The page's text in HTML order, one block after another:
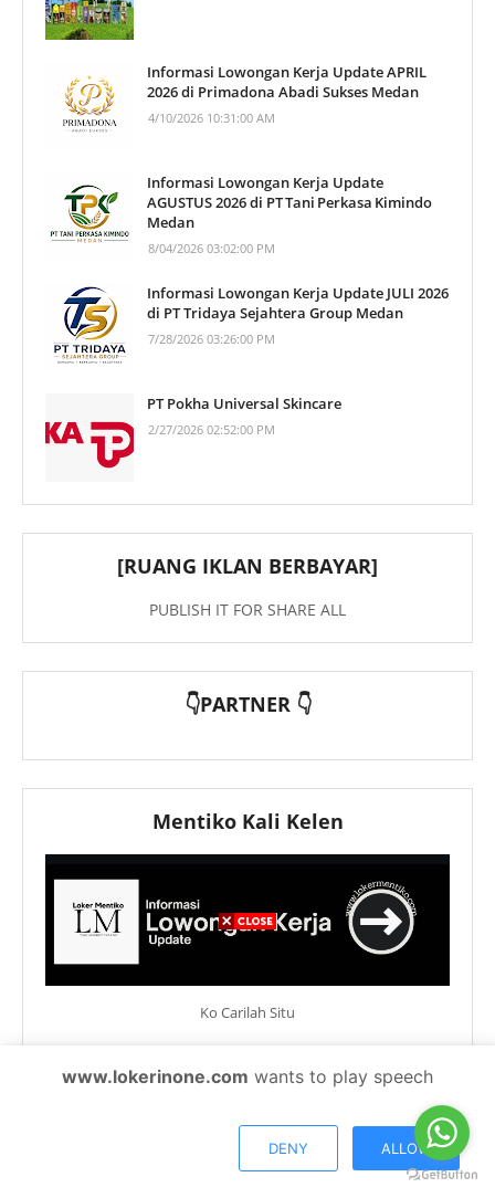
Informasi Lowongan Kerja Update APRIL
2026 di Primadona Abadi Sukses Medan
4/10/2026 10:31:00 AM
Informasi Lowongan Kerja Update
AGUSTUS 2026 di PT Tani Perkasa Kimindo
Medan
8/04/2026 03:02:00 PM
Informasi Lowongan Kerja Update JULI 2026
di PT Tridaya Sejahtera Group Medan
7/28/2026 03:26:00 PM
PT Pokha Universal Skincare
2/27/2026 02:52:00 PM
[RUANG IKLAN BERBAYAR]
PUBLISH IT FOR SHARE ALL
👇PARTNER 👇
Mentiko Kali Kelen
Ko Carilah Situ
PT EWF Kanca Medan
www.lokerinone.com wants to play speech
DENY ALLOW